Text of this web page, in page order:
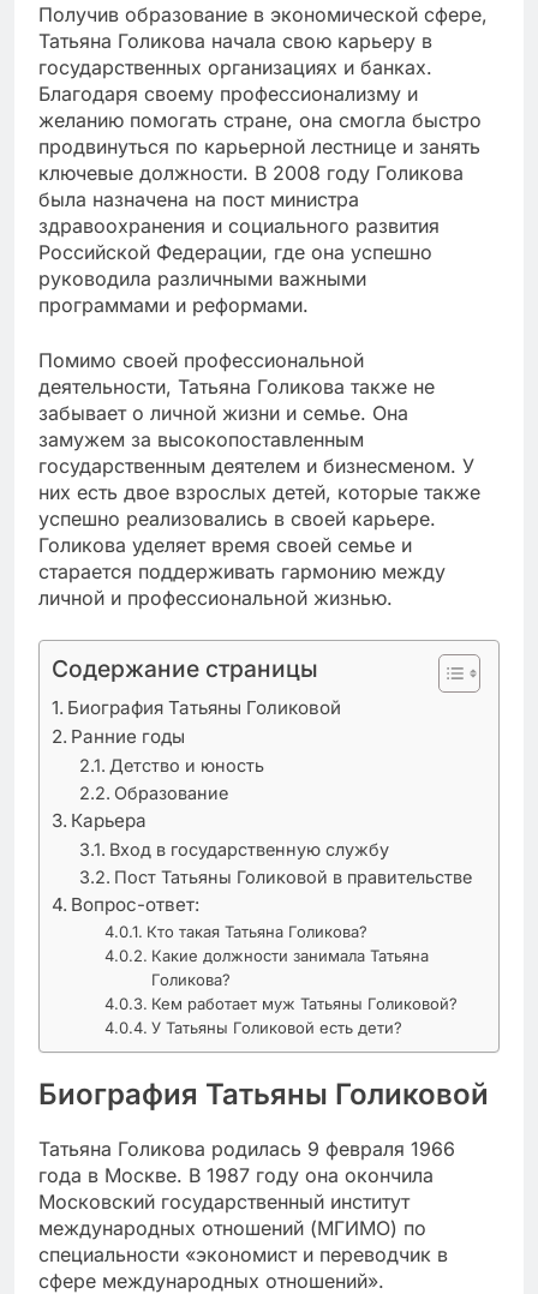
Получив образование в экономической сфере,
Татьяна Голикова начала свою карьеру в
государственных организациях и банках.
Благодаря своему профессионализму и
желанию помогать стране, она смогла быстро
продвинуться по карьерной лестнице и занять
ключевые должности. В 2008 году Голикова
была назначена на пост министра
здравоохранения и социального развития
Российской Федерации, где она успешно
руководила различными важными
программами и реформами.
Помимо своей профессиональной
деятельности, Татьяна Голикова также не
забывает о личной жизни и семье. Она
замужем за высокопоставленным
государственным деятелем и бизнесменом. У
них есть двое взрослых детей, которые также
успешно реализовались в своей карьере.
Голикова уделяет время своей семье и
старается поддерживать гармонию между
личной и профессиональной жизнью.
Содержание страницы
Биография Татьяны Голиковой
Ранние годы
Детство и юность
Образование
Карьера
Вход в государственную службу
Пост Татьяны Голиковой в правительстве
Вопрос-ответ:
Кто такая Татьяна Голикова?
Какие должности занимала Татьяна
Голикова?
Кем работает муж Татьяны Голиковой?
У Татьяны Голиковой есть дети?
Биография Татьяны Голиковой
Татьяна Голикова родилась 9 февраля 1966
года в Москве. В 1987 году она окончила
Московский государственный институт
международных отношений (МГИМО) по
специальности «экономист и переводчик в
сфере международных отношений».